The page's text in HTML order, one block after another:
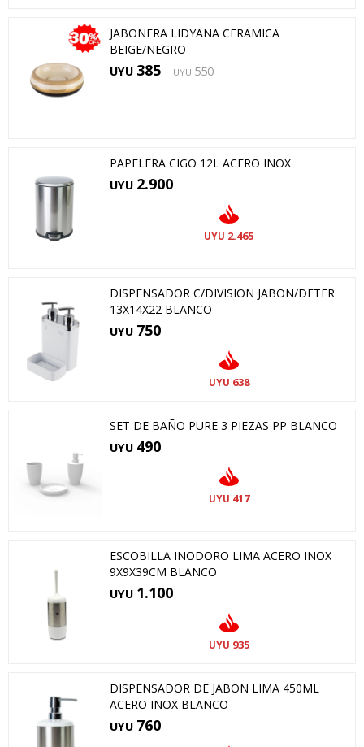
JABONERA LIDYANA CERAMICA
BEIGE/NEGRO
UYU 385 UYU 550
PAPELERA CIGO 12L ACERO INOX
UYU 2.900
UYU 2.465
DISPENSADOR C/DIVISION JABON/DETER
13X14X22 BLANCO
UYU 750
UYU 638
SET DE BAÑO PURE 3 PIEZAS PP BLANCO
UYU 490
UYU 417
ESCOBILLA INODORO LIMA ACERO INOX
9X9X39CM BLANCO
UYU 1.100
UYU 935
DISPENSADOR DE JABON LIMA 450ML
ACERO INOX BLANCO
UYU 760